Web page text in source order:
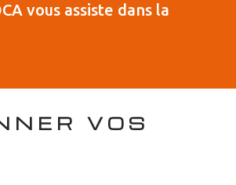
vous assiste dans la
VOS